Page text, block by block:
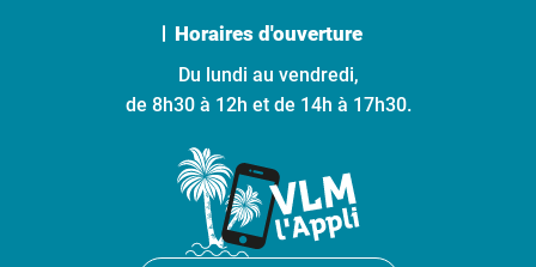
Horaires d'ouverture
Du lundi au vendredi,
de 8h30 à 12h et de 14h à 17h30.